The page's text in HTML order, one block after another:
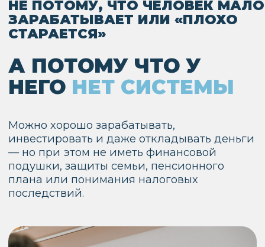
закрыть пробелы и понять, как выстроить
финансы так, чтобы они стали опорой, а не
источником постоянного стресса.
ФИНАНСОВАЯ ГРАМОТНОСТЬ
это система, которая помогает
человеку убрать финансовый хаос,
защитить себя и постепенно
выстроить капитал для хорошей
жизни